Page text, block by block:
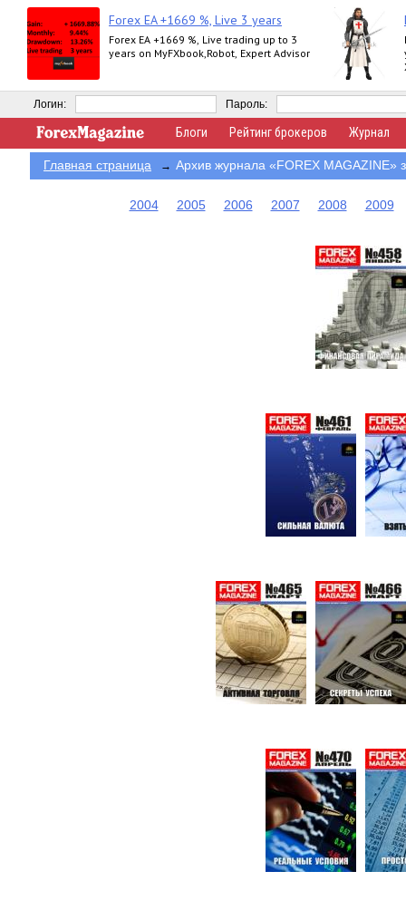
Forex EA +1669 %, Live 3 years
Forex EA +1669 %, Live trading up to 3
years on MyFXbook,Robot, Expert Advisor
Логин: Пароль:
Блоги Рейтинг брокеров Журнал
Главная страница → Архив журнала «FOREX MAGAZINE»
2004 2005 2006 2007 2008 2009